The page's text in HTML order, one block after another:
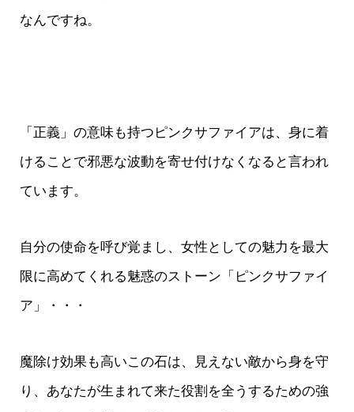
なんですね。
「正義」の意味も持つピンクサファイアは、身に着
けることで邪悪な波動を寄せ付けなくなると言われ
ています。
自分の使命を呼び覚まし、女性としての魅力を最大
限に高めてくれる魅惑のストーン「ピンクサファイ
ア」・・・
魔除け効果も高いこの石は、見えない敵から身を守
り、あなたが生まれて来た役割を全うするための強